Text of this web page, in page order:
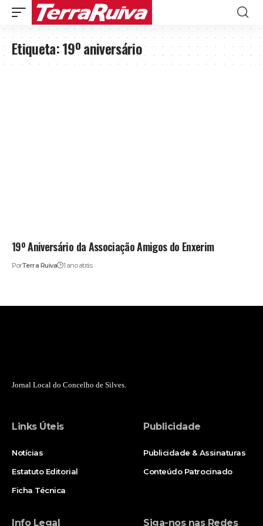
Etiqueta:19º aniversário
19º Aniversário da Associação Amigos do Enxerim
PorTerra Ruiva 1 ano atrás
Jornal Local do Concelho de Silves.
Links Úteis
Notícias
Estatuto Editorial
Ficha Técnica
Publicidade
Publicidade & Assinaturas
Conteúdo Patrocinado
Info Legal Siga-nos nas Redes